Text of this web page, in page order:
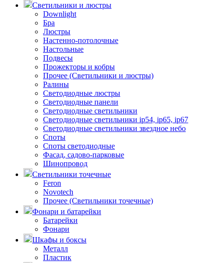
Светильники и люстры
Downlight
Бра
Люстры
Настенно-потолочные
Настольные
Подвесы
Прожекторы и кобры
Прочее (Светильники и люстры)
Ралины
Светодиодные люстры
Светодиодные панели
Светодиодные светильники
Светодиодные светильники ip54, ip65, ip67
Светодиодные светильники звездное небо
Споты
Споты светодиодные
Фасад, садово-парковые
Шинопровод
Светильники точечные
Feron
Novotech
Прочее (Светильники точечные)
Фонари и батарейки
Батарейки
Фонари
Шкафы и боксы
Металл
Пластик